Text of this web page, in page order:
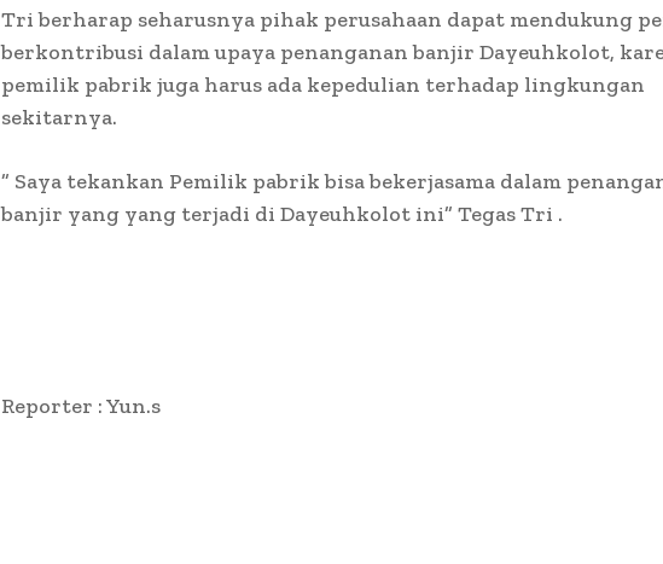
Tri berharap seharusnya pihak perusahaan dapat mendukung
berkontribusi dalam upaya penanganan banjir Dayeuhkolot,
pemilik pabrik juga harus ada kepedulian terhadap lingkungan
sekitarnya.
” Saya tekankan Pemilik pabrik bisa bekerjasama dalam
banjir yang yang terjadi di Dayeuhkolot ini” Tegas Tri .
Reporter : Yun.s